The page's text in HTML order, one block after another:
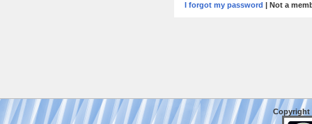
I forgot my password | Not a
Copyright